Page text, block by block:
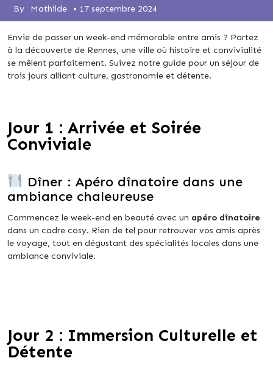
By Mathilde • 17 septembre 2024
Envie de passer un week-end mémorable entre amis ? Partez
à la découverte de Rennes, une ville où histoire et convivialité
se mêlent parfaitement. Suivez notre guide pour un séjour de
trois jours alliant culture, gastronomie et détente.
Jour 1 : Arrivée et Soirée
Conviviale
Dîner : Apéro dînatoire dans une
ambiance chaleureuse
Commencez le week-end en beauté avec un apéro dînatoire
dans un cadre cosy. Rien de tel pour retrouver vos amis après
le voyage, tout en dégustant des spécialités locales dans une
ambiance conviviale.
Jour 2 : Immersion Culturelle et
Détente